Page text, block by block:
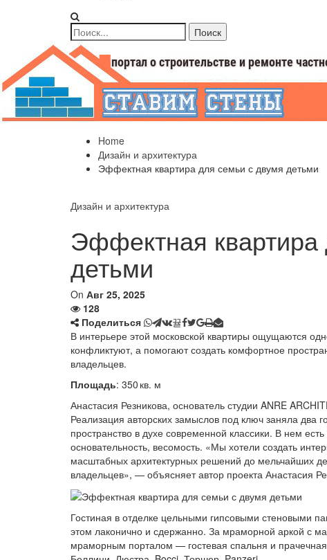
Home
Дизайн и архитектура
Эффектная квартира для семьи с двумя детьми
Дизайн и архитектура
Эффектная
детьми
On Авг 25, 2025
128
Поделиться
В интерьере этой московской квартиры ощущаются
конфликтуют, а помогают создать комфортное
владельцев.
Площадь: 350 кв. м
Анастасия Резникова, основатель студии ANRE
Реализация авторских замыслов под ключ заняла два
пространство в духе современной классики. В нем
основательность, весомость. «Мы хотели создать
масштабных архитектурных решений до мельчайших
владельцев», — объясняет автор проекта Анастасия
Гостиная в отделке цельными гипсовыми стеновыми
этом лаконично и сдержанно. За мраморной аркой с
мраморным порталом — гостевая спальня и